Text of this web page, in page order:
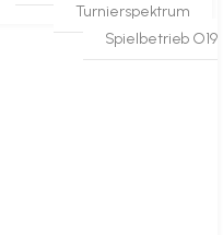
Turnierspektrum
Spielbetrieb O19